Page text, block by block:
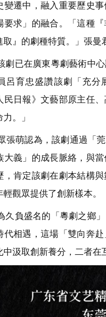
變遷中，融入重要歷史
要求」的融合。「這種
取』的劇種特質。」張曼
已在廣東粵劇藝術中
呂育忠盛讚該劇「充分
民日報》文藝部原主任
。」
萌認為，該劇通過「
大義」的成長脈絡，與
，肯定該劇在劇本結構
觀眾提供了創新樣本。
負盛名的「粵劇之鄉
代相遇，這場「雙向奔
中汲取創新養分，二者在